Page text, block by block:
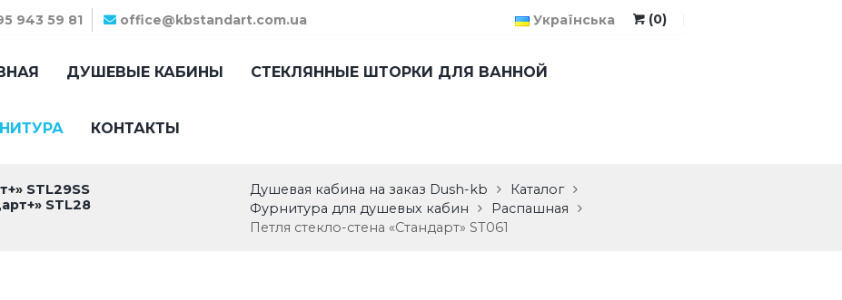
943 59 81 office@kbstandart.com.ua Українська (0)
ДУШЕВЫЕ КАБИНЫ СТЕКЛЯННЫЕ ШТОРКИ ДЛЯ ВАННОЙ
КОНТАКТЫ
STL29SS
STL28
Душевая кабина на заказ Dush-kb
Каталог
Фурнитура для душевых кабин
Распашная
Петля стекло-стена «Стандарт» ST061